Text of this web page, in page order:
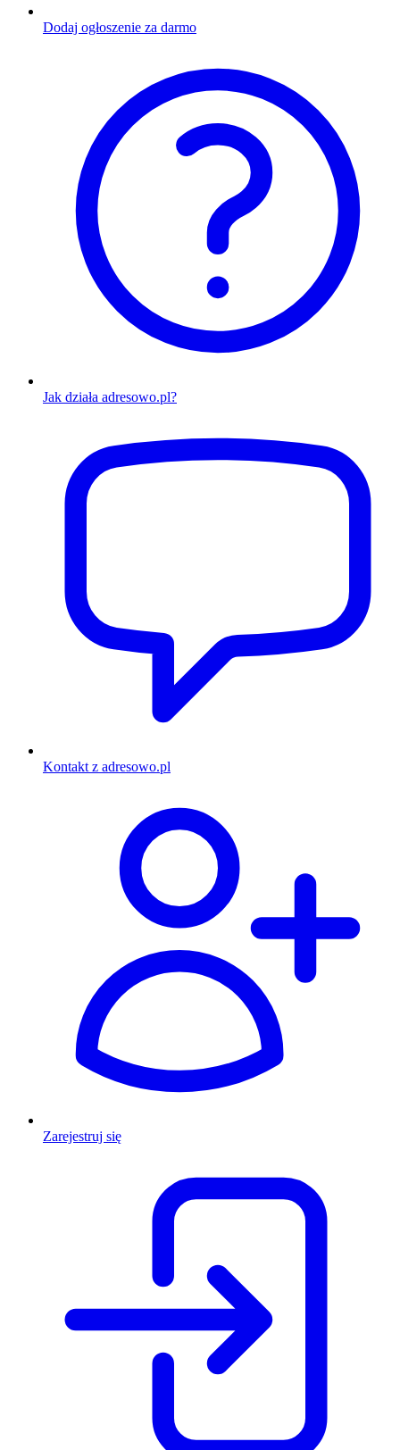
Dodaj ogłoszenie za darmo
Jak działa adresowo.pl?
Kontakt z adresowo.pl
Zarejestruj się